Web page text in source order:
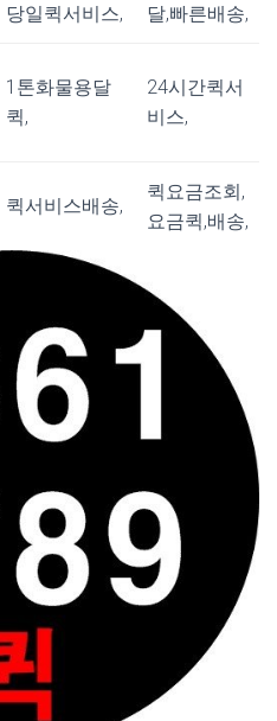
당일퀵서비스,
달,빠른배송,
1톤화물용달
퀵,
24시간퀵서
비스,
퀵서비스배송,
퀵요금조회,
요금퀵,배송,